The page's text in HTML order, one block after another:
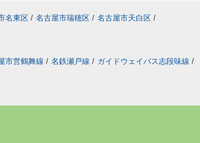
名東区 / 名古屋市瑞穂区 / 名古屋市天白区 /
市営鶴舞線 / 名鉄瀬戸線 / ガイドウェイバス志段味線 /